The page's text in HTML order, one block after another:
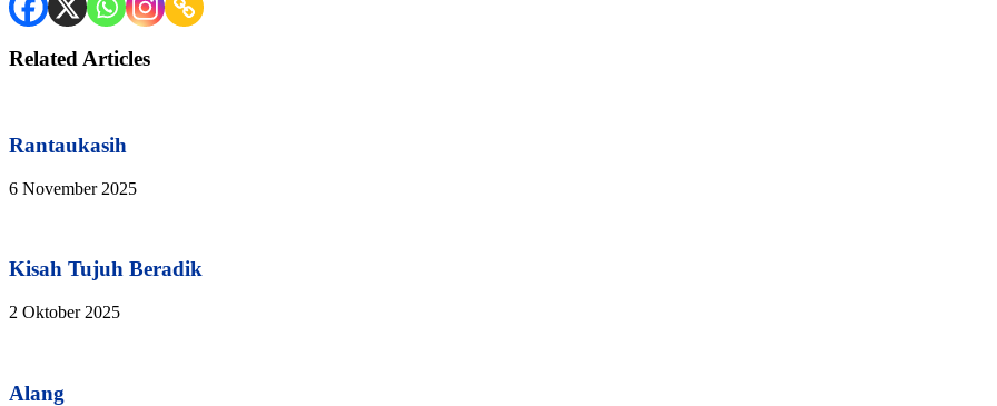
Related Articles
Rantaukasih
6 November 2025
Kisah Tujuh Beradik
2 Oktober 2025
Alang